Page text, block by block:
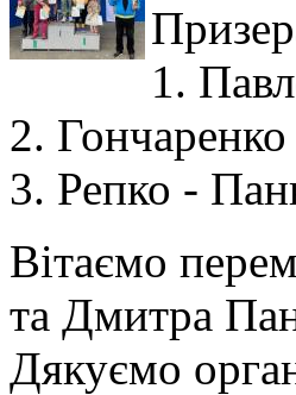
1.
2.
3. Репко -
Вітаємо
та Дмитра
Дякуємо